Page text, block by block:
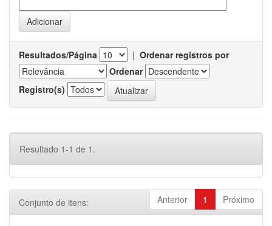
Resultados/Página | Ordenar registros por
Ordenar
Registro(s)
Resultado 1-1 de 1.
Anterior 1 Próximo
Conjunto de itens: